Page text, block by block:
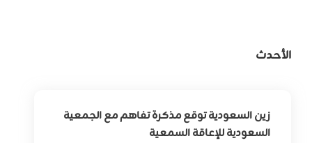
الأحدث
زين السعودية توقع مذكرة تفاهم مع الجمعية
السعودية للإعاقة السمعية